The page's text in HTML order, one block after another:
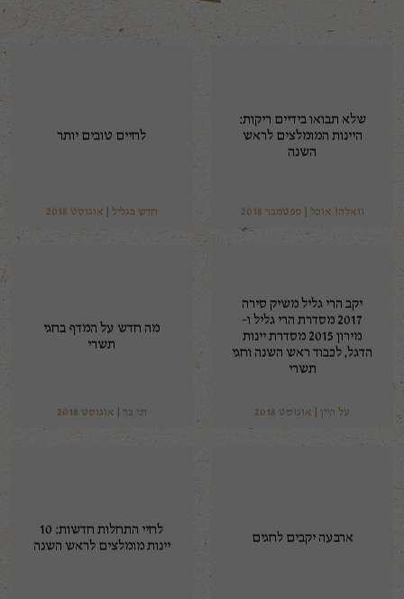
שלא תבואו בידיים ריקות:
היינות המומלצים לראש
השנה
וואלה! אוכל | ספטמבר 2018
לחיים טובים יותר
חדש בגליל | אוגוסט 2018
יקב הרי גליל משיק סירה
2017 מסדרת הרי גליל ו-
מירון 2015 מסדרת יינות
הדגל, לכבוד ראש השנה וחגי
תשרי
על היין | אוגוסט 2018
מה חדש על המדף בחגי
תשרי
דני בר | אוגוסט 2018
ארבעה יקבים לחגים
לחיי התחלות חדשות: 10
יינות מומלצים לראש השנה